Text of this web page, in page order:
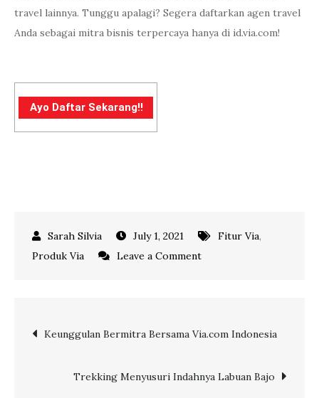
travel lainnya. Tunggu apalagi? Segera daftarkan agen travel
Anda sebagai mitra bisnis terpercaya hanya di id.via.com!
Ayo Daftar Sekarang!!
July 1, 2021 Fitur Via,
Produk Via
Leave a Commenton
Tiket
Post
navigation
Keunggulan Bermitra Bersama Via.com Indonesia
Trekking Menyusuri Indahnya Labuan Bajo